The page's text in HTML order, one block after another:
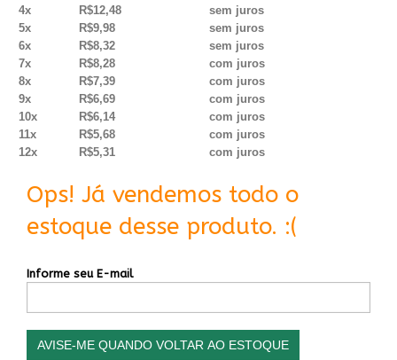
4x
R$12,48
sem juros
5x
R$9,98
sem juros
6x
R$8,32
sem juros
7x
R$8,28
com juros
8x
R$7,39
com juros
9x
R$6,69
com juros
10x
R$6,14
com juros
11x
R$5,68
com juros
12x
R$5,31 com juros
Ops! Já vendemos todo o
estoque desse produto. :(
Informe seu E-mail
AVISE-ME QUANDO VOLTAR AO ESTOQUE